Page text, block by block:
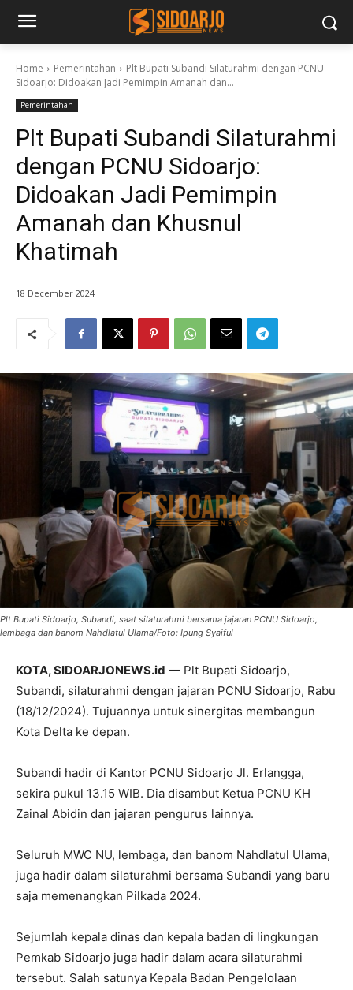
Home Pemerintahan
Plt Bupati Subandi Silaturahmi dengan PCNU
Sidoarjo: Didoakan Jadi Pemimpin Amanah dan...
Pemerintahan
Plt Bupati Subandi Silaturahmi
dengan PCNU Sidoarjo:
Didoakan Jadi Pemimpin
Amanah dan Khusnul
Khatimah
18 December 2024
Plt Bupati Sidoarjo, Subandi, saat silaturahmi bersama jajaran PCNU Sidoarjo,
lembaga dan banom Nahdlatul Ulama/Foto: Ipung Syaiful
KOTA, SIDOARJONEWS.id — Plt Bupati Sidoarjo,
Subandi, silaturahmi dengan jajaran PCNU Sidoarjo, Rabu
(18/12/2024). Tujuannya untuk sinergitas membangun
Kota Delta ke depan.
Subandi hadir di Kantor PCNU Sidoarjo Jl. Erlangga,
sekira pukul 13.15 WIB. Dia disambut Ketua PCNU KH
Zainal Abidin dan jajaran pengurus lainnya.
Seluruh MWC NU, lembaga, dan banom Nahdlatul Ulama,
juga hadir dalam silaturahmi bersama Subandi yang baru
saja memenangkan Pilkada 2024.
Sejumlah kepala dinas dan kepala badan di lingkungan
Pemkab Sidoarjo juga hadir dalam acara silaturahmi
tersebut. Salah satunya Kepala Badan Pengelolaan